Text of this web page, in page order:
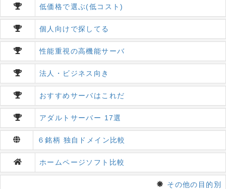
低価格で選ぶ(低コスト)
個人向けで探してる
性能重視の高機能サーバ
法人・ビジネス向き
おすすめサーバはこれだ
アダルトサーバー 17選
６銘柄 独自ドメイン比較
ホームページソフト比較
その他の目的別